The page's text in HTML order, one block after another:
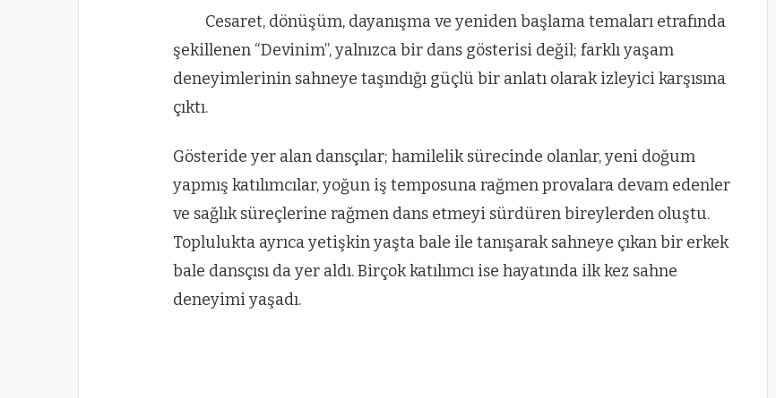
Cesaret, dönüşüm, dayanışma ve yeniden başlama temaları etrafında
şekillenen “Devinim”, yalnızca bir dans gösterisi değil; farklı yaşam
deneyimlerinin sahneye taşındığı güçlü bir anlatı olarak izleyici karşısına
çıktı.
Gösteride yer alan dansçılar; hamilelik sürecinde olanlar, yeni doğum
yapmış katılımcılar, yoğun iş temposuna rağmen provalara devam edenler
ve sağlık süreçlerine rağmen dans etmeyi sürdüren bireylerden oluştu.
Toplulukta ayrıca yetişkin yaşta bale ile tanışarak sahneye çıkan bir erkek
bale dansçısı da yer aldı. Birçok katılımcı ise hayatında ilk kez sahne
deneyimi yaşadı.